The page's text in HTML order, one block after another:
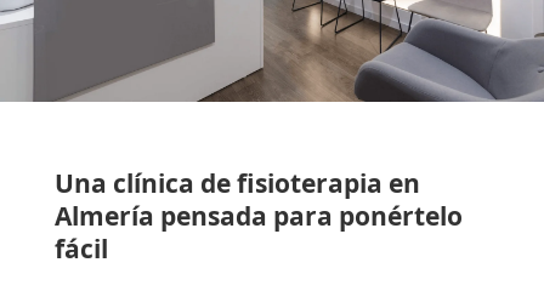
Una clínica de fisioterapia en
Almería pensada para ponértelo
fácil